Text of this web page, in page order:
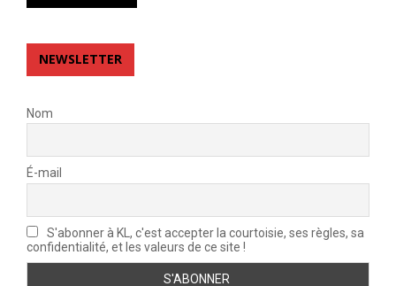
NEWSLETTER
Nom
É-mail
S'abonner à KL, c'est accepter la courtoisie, ses règles, sa
confidentialité, et les valeurs de ce site !